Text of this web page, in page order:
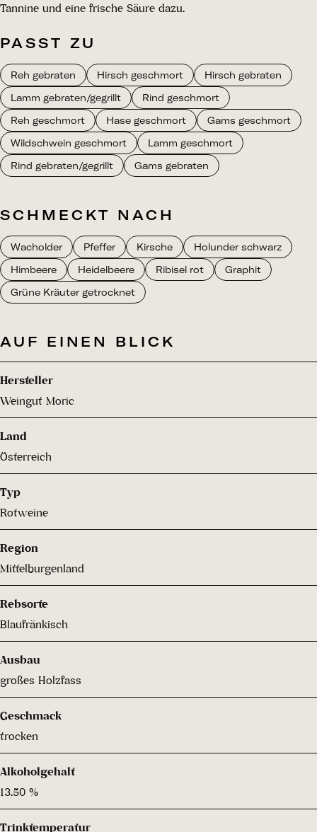
Tannine und eine frische Säure dazu.
PASST ZU
Reh gebraten Hirsch geschmort
Hirsch gebraten
Lamm gebraten/gegrillt
Rind geschmort
Reh geschmort
Hase geschmort
Gams geschmort
Wildschwein geschmort
Lamm geschmort
Rind gebraten/gegrillt
Gams gebraten
SCHMECKT NACH
Wacholder Pfeffer Kirsche
Holunder schwarz
Himbeere
Heidelbeere Ribisel rot
Graphit
Grüne Kräuter getrocknet
AUF EINEN BLICK
Hersteller
Weingut Moric
Land
Österreich
Typ
Rotweine
Region
Mittelburgenland
Rebsorte
Blaufränkisch
Ausbau
großes Holzfass
Geschmack
trocken
Alkoholgehalt
13.50 %
Trinktemperatur